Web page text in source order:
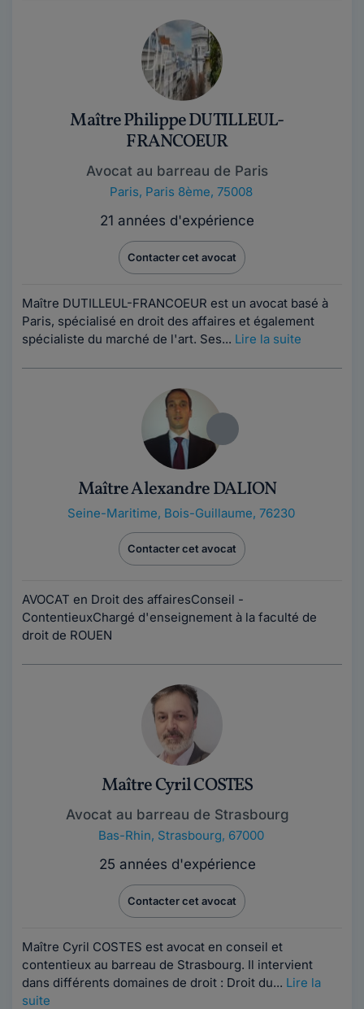
Maître Philippe DUTILLEUL-
FRANCOEUR
Avocat au barreau de Paris
Paris, Paris 8ème, 75008
21 années d'expérience
Contacter cet avocat
Maître DUTILLEUL-FRANCOEUR est un avocat basé à
Paris, spécialisé en droit des affaires et également
spécialiste du marché de l'art. Ses... Lire la suite
Maître Alexandre DALION
Seine-Maritime, Bois-Guillaume, 76230
Contacter cet avocat
AVOCAT en Droit des affairesConseil -
ContentieuxChargé d'enseignement à la faculté de
droit de ROUEN
Maître Cyril COSTES
Avocat au barreau de Strasbourg
Bas-Rhin, Strasbourg, 67000
25 années d'expérience
Contacter cet avocat
Maître Cyril COSTES est avocat en conseil et
contentieux au barreau de Strasbourg. Il intervient
dans différents domaines de droit : Droit du... Lire la
suite